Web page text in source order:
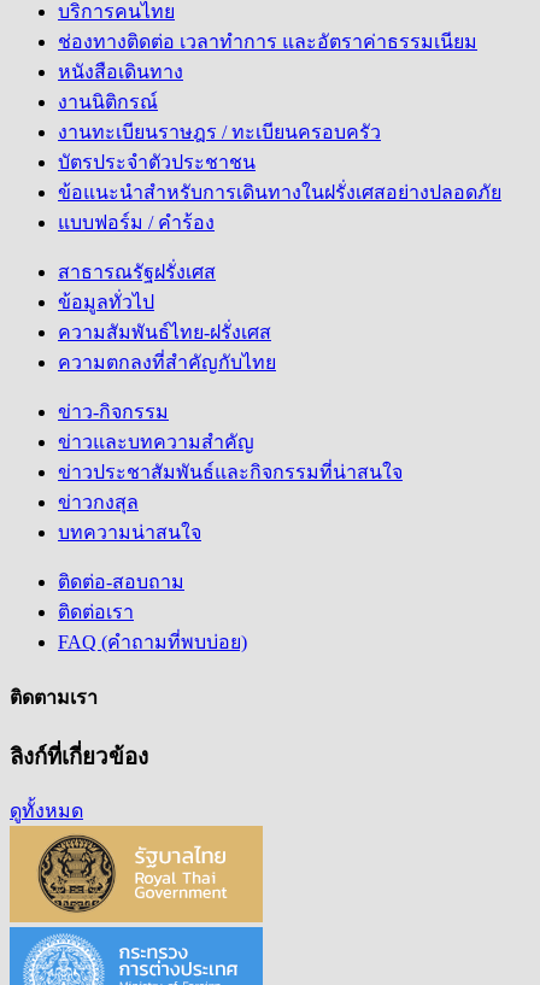
บริการคนไทย
ช่องทางติดต่อ เวลาทำการ และอัตราค่าธรรมเนียม
หนังสือเดินทาง
งานนิติกรณ์
งานทะเบียนราษฎร / ทะเบียนครอบครัว
บัตรประจำตัวประชาชน
ข้อแนะนำสำหรับการเดินทางในฝรั่งเศสอย่างปลอดภัย
แบบฟอร์ม / คำร้อง
สาธารณรัฐฝรั่งเศส
ข้อมูลทั่วไป
ความสัมพันธ์ไทย-ฝรั่งเศส
ความตกลงที่สำคัญกับไทย
ข่าว-กิจกรรม
ข่าวและบทความสำคัญ
ข่าวประชาสัมพันธ์และกิจกรรมที่น่าสนใจ
ข่าวกงสุล
บทความน่าสนใจ
ติดต่อ-สอบถาม
ติดต่อเรา
FAQ (คำถามที่พบบ่อย)
ติดตามเรา
ลิงก์ที่เกี่ยวข้อง
ดูทั้งหมด